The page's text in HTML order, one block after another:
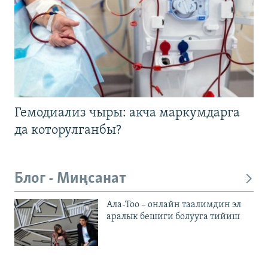
Гемодиализ чыры: акча маркумдарга
да которулганбы?
Блог - Миңсанат
Ала-Тоо – онлайн таалимдин эл
аралык бешиги болууга тийиш